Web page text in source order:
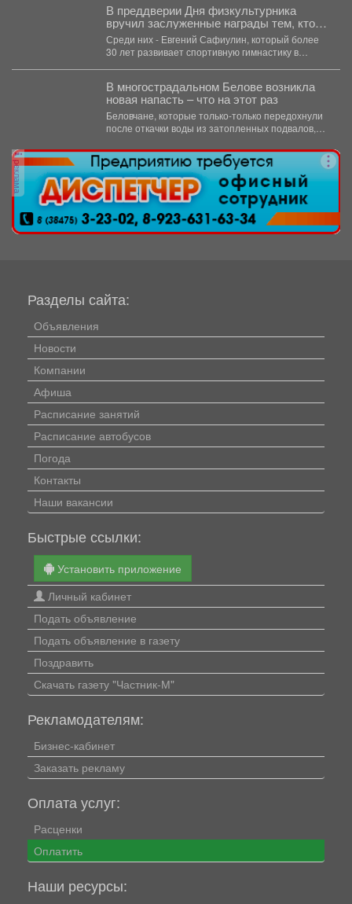
В преддверии Дня физкультурника
вручил заслуженные награды тем, кто
посвятил свою жизнь спорту и
воспитанию чемпионов.
Среди них - Евгений Сафиулин, который более
30 лет развивает спортивную гимнастику в
В многострадальном Белове возникла
новая напасть – что на этот раз
Беловчане, которые только-только передохнули
после откачки воды из затопленных подвалов,
реклама
Разделы сайта:
Объявления
Новости
Компании
Афиша
Расписание занятий
Расписание автобусов
Погода
Контакты
Наши вакансии
Быстрые ссылки:
Установить приложение
Личный кабинет
Подать объявление
Подать объявление в газету
Поздравить
Скачать газету "Частник-М"
Рекламодателям:
Бизнес-кабинет
Заказать рекламу
Оплата услуг:
Расценки
Оплатить
Наши ресурсы: